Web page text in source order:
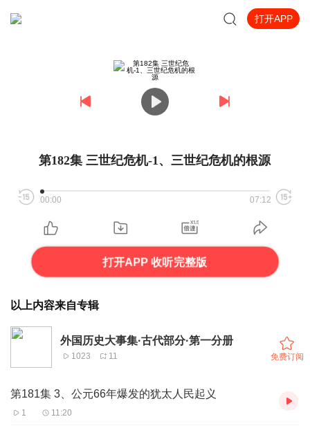
打开APP
第182集 三世纪危机-1、三世纪危机的根源
00:00 07:12
打开APP 收听完整版
以上内容来自专辑
外国历史大事集·古代部分·第一分册
1023 11 免费订阅
第181集 3、公元66年爆发的犹太人民起义
1 11:20